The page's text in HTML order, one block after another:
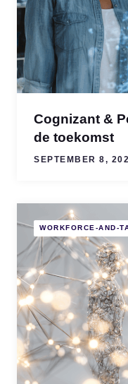
Cognizant &
de toekomst
SEPTEMBER 8,
WORKFORCE-AND-